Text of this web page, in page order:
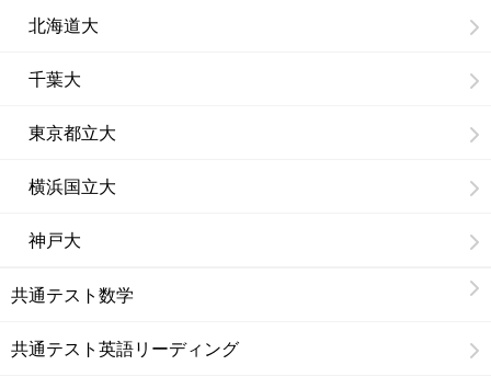
北海道大
千葉大
東京都立大
横浜国立大
神戸大
共通テスト数学
共通テスト英語リーディング